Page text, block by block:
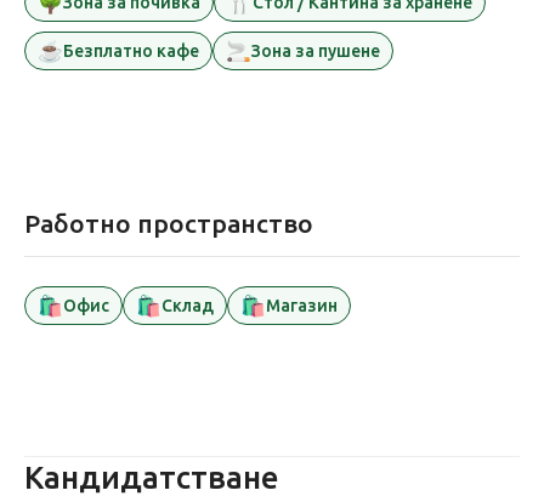
☕Безплатно кафе 🚬 Зона за пушене
Работно пространство
🛍️Офис 🛍️Склад 🛍️Магазин
Кандидатстване